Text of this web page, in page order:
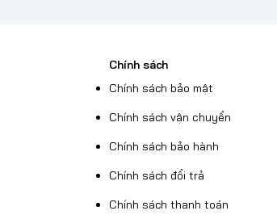
Chính sách
Chính sách bảo mật
Chính sách vận chuyển
Chính sách bảo hành
Chính sách đổi trả
Chính sách thanh toán